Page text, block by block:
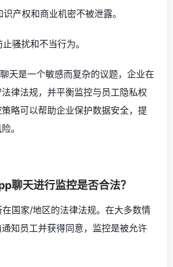
产权和商业机密不被泄露。
骚扰和不当行为。
天是一个敏感而复杂的议题，企业在
律法规，并平衡监控与员工隐私权
略可以帮助企业保护数据安全，提
。
聊天进行监控是否合法？
国家/地区的法律法规。在大多数情
知员工并获得同意，监控是被允许